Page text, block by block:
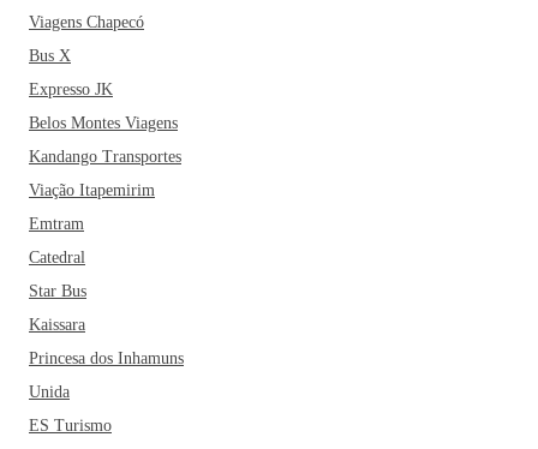
Viagens Chapecó
Bus X
Expresso JK
Belos Montes Viagens
Kandango Transportes
Viação Itapemirim
Emtram
Catedral
Star Bus
Kaissara
Princesa dos Inhamuns
Unida
ES Turismo